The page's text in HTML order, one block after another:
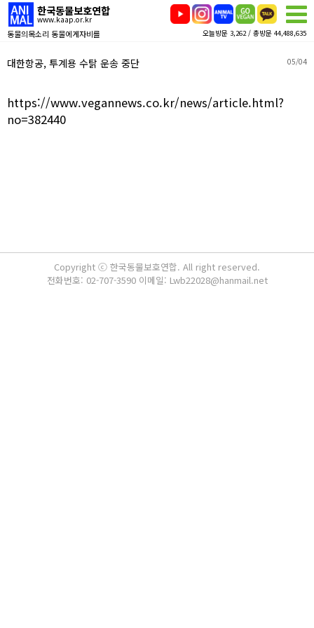
한국동물보호연합
www.kaap.or.kr
동물의목소리 동물에게자비를 오늘방문 3,262 / 총방문 44,488,635
대한항공, 투계용 수탉 운송 중단 05/04
https://www.vegannews.co.kr/news/article.html?
no=382440
Copyright ⓒ 한국동물보호연합. All right reserved.
전화번호: 02-707-3590 이메일: Lwb22028@hanmail.net